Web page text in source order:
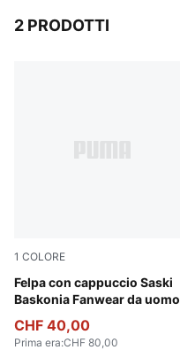
2 PRODOTTI
1 COLORE
Felpa con cappuccio Saski
Baskonia Fanwear da uomo
Puma Black
CHF 40,00
Prima era:CHF 80,00